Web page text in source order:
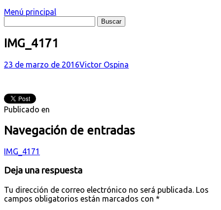
Menú principal
IMG_4171
23 de marzo de 2016Victor Ospina
Publicado en
Navegación de entradas
IMG_4171
Deja una respuesta
Tu dirección de correo electrónico no será publicada. Los
campos obligatorios están marcados con *